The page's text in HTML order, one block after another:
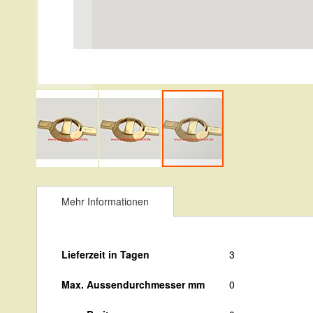
Anfang
springen
Mehr Informationen
Mehr
Lieferzeit in Tagen 3
Max. Aussendurchmesser mm 0